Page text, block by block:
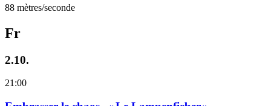
88 mètres/seconde
Fr
2.10.
21:00